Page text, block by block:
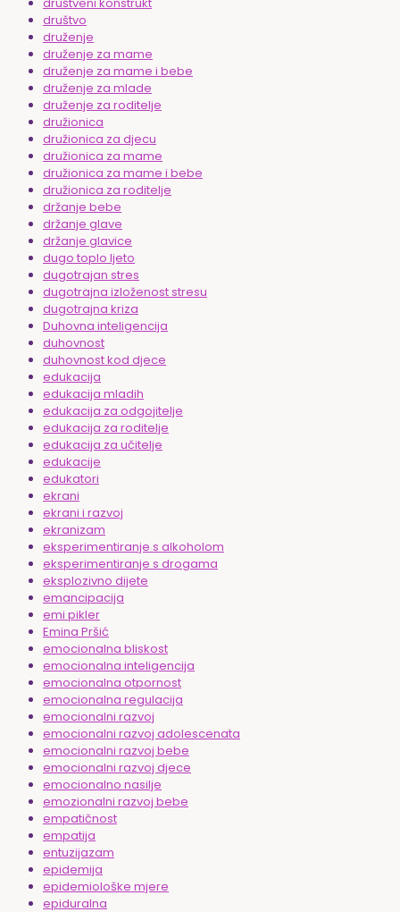
društvo
druženje
druženje za mame
druženje za mame i bebe
druženje za mlade
druženje za roditelje
družionica
družionica za djecu
družionica za mame
družionica za mame i bebe
družionica za roditelje
držanje bebe
držanje glave
držanje glavice
dugo toplo ljeto
dugotrajan stres
dugotrajna izloženost stresu
dugotrajna kriza
Duhovna inteligencija
duhovnost
duhovnost kod djece
edukacija
edukacija mladih
edukacija za odgojitelje
edukacija za roditelje
edukacija za učitelje
edukacije
edukatori
ekrani
ekrani i razvoj
ekranizam
eksperimentiranje s alkoholom
eksperimentiranje s drogama
eksplozivno dijete
emancipacija
emi pikler
Emina Pršić
emocionalna bliskost
emocionalna inteligencija
emocionalna otpornost
emocionalna regulacija
emocionalni razvoj
emocionalni razvoj adolescenata
emocionalni razvoj bebe
emocionalni razvoj djece
emocionalno nasilje
emozionalni razvoj bebe
empatičnost
empatija
entuzijazam
epidemija
epidemiološke mjere
epiduralna